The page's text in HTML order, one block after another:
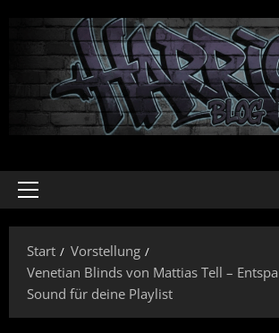
springen
Primäres
Start
Vorstellung
Venetian Blinds von Mattias Tell –
Sound für deine Playlist